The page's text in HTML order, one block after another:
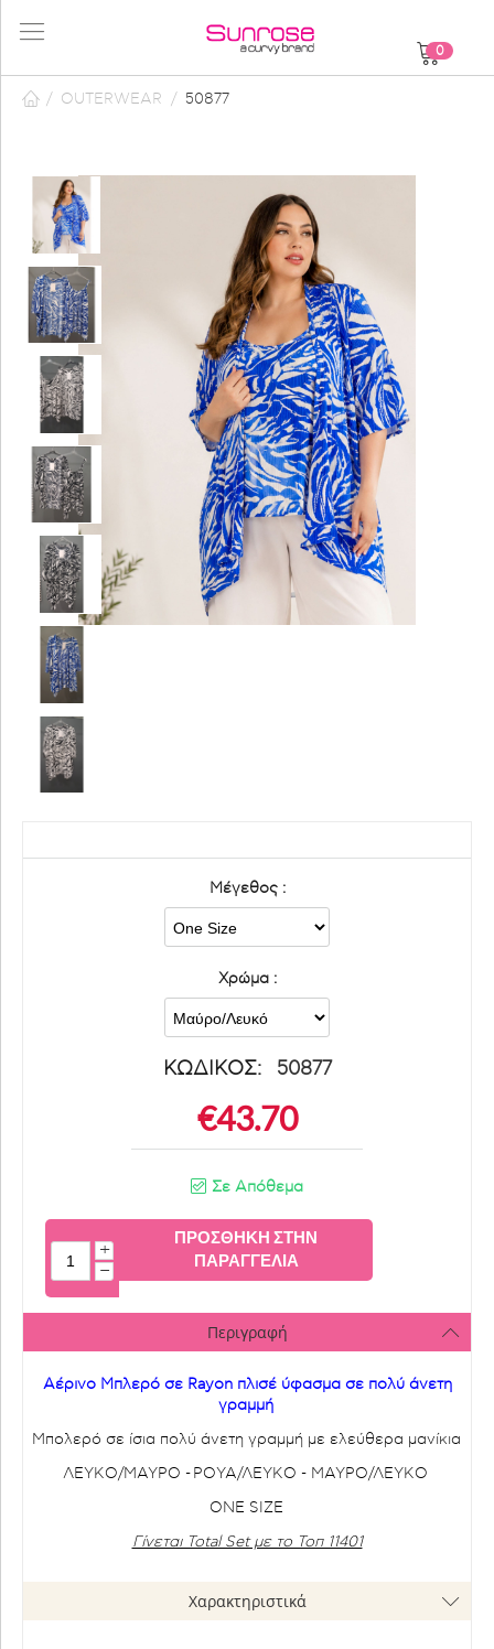
0
/ OUTERWEAR / 50877
Μέγεθος :
Χρώμα :
ΚΩΔΙΚΟΣ: 50877
€43.70
Σε Απόθεμα
+
−
ΠΡΟΣΘΉΚΗ ΣΤΗΝ
ΠΑΡΑΓΓΕΛΊΑ
Περιγραφή
Αέρινο Μπλερό σε Rayon πλισέ ύφασμα σε πολύ άνετη
γραμμή
Μπολερό σε ίσια πολύ άνετη γραμμή με ελεύθερα μανίκια
ΛΕΥΚΟ/ΜΑΥΡΟ -ΡΟΥΑ/ΛΕΥΚΟ - ΜΑΥΡΟ/ΛΕΥΚΟ
ONE SIZE
Γίνεται Total Set με το Τοπ 11401
Χαρακτηριστικά